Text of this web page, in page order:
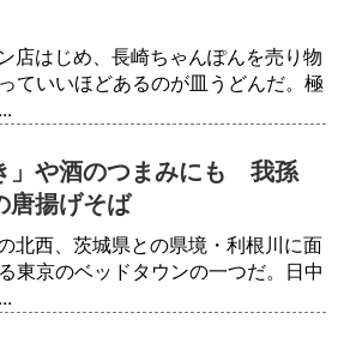
店はじめ、長崎ちゃんぽんを売り物
ていいほどあるのが皿うどんだ。極
」や酒のつまみにも 我孫
唐揚げそば
北西、茨城県との県境・利根川に面
東京のベッドタウンの一つだ。日中